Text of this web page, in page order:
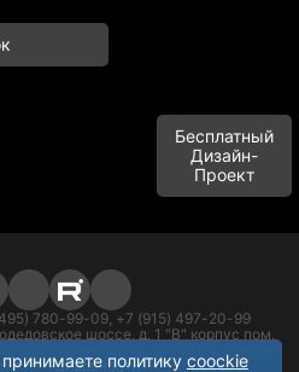
Бесплатный
Дизайн-
Проект
780-99-09, +7 (915) 497-20-99
шоссе, д. 1 "В" корпус пом.
Московская область 142116, Россия
политику coockie